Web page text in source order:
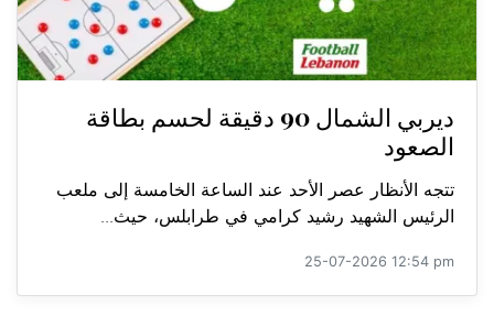
ديربي الشمال 90 دقيقة لحسم بطاقة
الصعود
تتجه الأنظار عصر الأحد عند الساعة الخامسة إلى ملعب
الرئيس الشهيد رشيد كرامي في طرابلس، حيث...
25-07-2026 12:54 pm